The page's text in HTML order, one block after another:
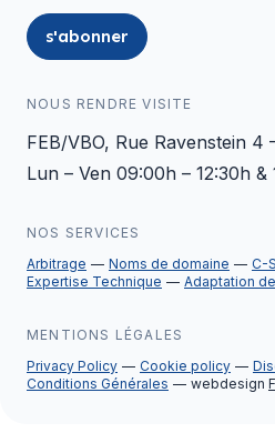
s'abonner
NOUS RENDRE VISITE
FEB/VBO, Rue Ravenstein
Lun – Ven 09:00h – 12:30h &
NOS SERVICES
Arbitrage
Noms de domaine C-
Expertise Technique
Adaptation
MENTIONS LÉGALES
Privacy Policy
Cookie policy
Conditions Générales
webdesign